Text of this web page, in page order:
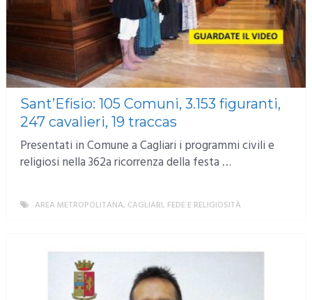
Sant’Efisio: 105 Comuni, 3.153 figuranti,
247 cavalieri, 19 traccas
Presentati in Comune a Cagliari i programmi civili e
religiosi nella 362a ricorrenza della festa …
AREA METROPOLITANA, CAGLIARI, FEDE E RELIGIOSITÀ